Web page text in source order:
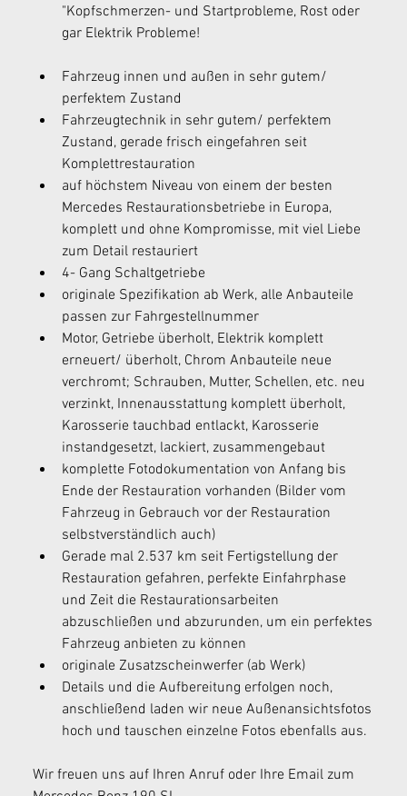
"Kopfschmerzen- und Startprobleme, Rost oder
gar Elektrik Probleme!
Fahrzeug innen und außen in sehr gutem/
perfektem Zustand
Fahrzeugtechnik in sehr gutem/ perfektem
Zustand, gerade frisch eingefahren seit
Komplettrestauration
auf höchstem Niveau von einem der besten
Mercedes Restaurationsbetriebe in Europa,
komplett und ohne Kompromisse, mit viel Liebe
zum Detail restauriert
4- Gang Schaltgetriebe
originale Spezifikation ab Werk, alle Anbauteile
passen zur Fahrgestellnummer
Motor, Getriebe überholt, Elektrik komplett
erneuert/ überholt, Chrom Anbauteile neue
verchromt; Schrauben, Mutter, Schellen, etc. neu
verzinkt, Innenausstattung komplett überholt,
Karosserie tauchbad entlackt, Karosserie
instandgesetzt, lackiert, zusammengebaut
komplette Fotodokumentation von Anfang bis
Ende der Restauration vorhanden (Bilder vom
Fahrzeug in Gebrauch vor der Restauration
selbstverständlich auch)
Gerade mal 2.537 km seit Fertigstellung der
Restauration gefahren, perfekte Einfahrphase
und Zeit die Restaurationsarbeiten
abzuschließen und abzurunden, um ein perfektes
Fahrzeug anbieten zu können
originale Zusatzscheinwerfer (ab Werk)
Details und die Aufbereitung erfolgen noch,
anschließend laden wir neue Außenansichtsfotos
hoch und tauschen einzelne Fotos ebenfalls aus.
Wir freuen uns auf Ihren Anruf oder Ihre Email zum